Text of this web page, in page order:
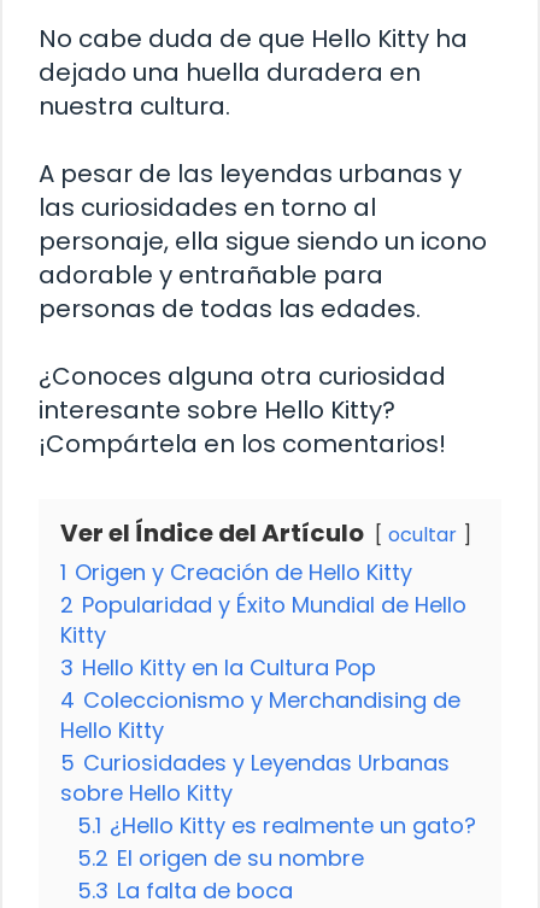
No cabe duda de que Hello Kitty ha
dejado una huella duradera en
nuestra cultura.
A pesar de las leyendas urbanas y
las curiosidades en torno al
personaje, ella sigue siendo un icono
adorable y entrañable para
personas de todas las edades.
¿Conoces alguna otra curiosidad
interesante sobre Hello Kitty?
¡Compártela en los comentarios!
Ver el Índice del Artículo ocultar
1 Origen y Creación de Hello Kitty
2 Popularidad y Éxito Mundial de Hello
Kitty
3 Hello Kitty en la Cultura Pop
4 Coleccionismo y Merchandising de
Hello Kitty
5 Curiosidades y Leyendas Urbanas
sobre Hello Kitty
5.1 ¿Hello Kitty es realmente un gato?
5.2 El origen de su nombre
5.3 La falta de boca